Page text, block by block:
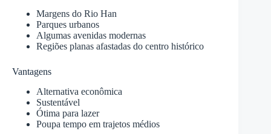
Margens do Rio Han
Parques urbanos
Algumas avenidas modernas
Regiões planas afastadas do centro histórico
Vantagens
Alternativa econômica
Sustentável
Ótima para lazer
Poupa tempo em trajetos médios